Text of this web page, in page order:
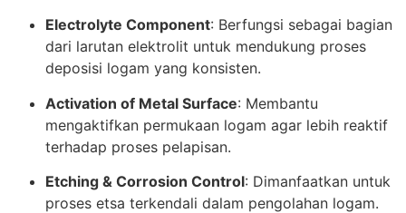
Electrolyte Component: Berfungsi sebagai bagian
dari larutan elektrolit untuk mendukung proses
deposisi logam yang konsisten.
Activation of Metal Surface: Membantu
mengaktifkan permukaan logam agar lebih reaktif
terhadap proses pelapisan.
Etching & Corrosion Control: Dimanfaatkan untuk
proses etsa terkendali dalam pengolahan logam.